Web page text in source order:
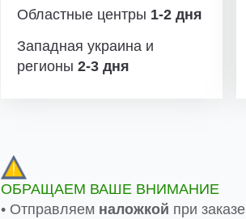
Областные центры 1-2 дня
Западная украина и
регионы 2-3 дня
ОБРАЩАЕМ ВАШЕ ВНИМАНИЕ
• Отправляем наложкой при заказе